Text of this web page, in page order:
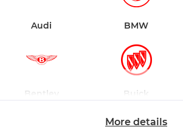
Audi BMW
Bentley Buick
More details